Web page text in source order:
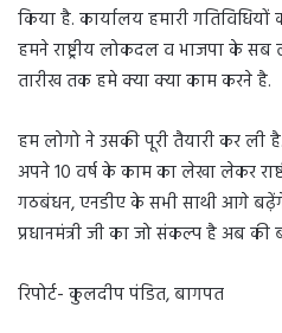
किया है. कार्यालय हमारी गतिविधियों
हमने राष्ट्रीय लोकदल व भाजपा के
तारीख तक हमे क्या क्या काम करने है.
हम लोगो ने उसकी पूरी तैयारी कर ली
अपने 10 वर्ष के काम का लेखा लेकर
गठबंधन, एनडीए के सभी साथी आगे
प्रधानमंत्री जी का जो संकल्प है अब की
रिपोर्ट- कुलदीप पंडित, बागपत